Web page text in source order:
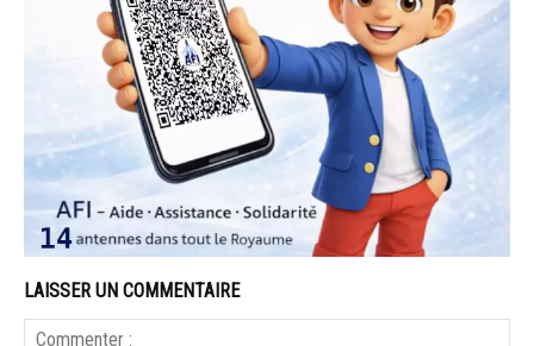
LAISSER UN COMMENTAIRE